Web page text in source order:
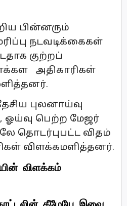
பின்னரும்
நடவடிக்கைகள்
குற்றப்
அதிகாரிகள்
புலனாய்வு
ஓய்வு பெற்ற மேஜர்
தொடர்புபட்ட விதம்
விளக்கமளித்தனர்.
விளக்கம்